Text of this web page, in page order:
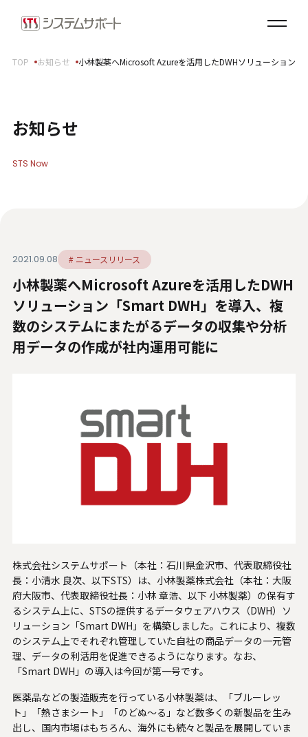
ソリューション・プロダクト
企業情報
拠点案内
SDGsへの取り組み
健康経営宣言
ダイバーシティ・エクイティ＆インクルージョン
人材関連データ・社外からの評価
採用情報
ビジネスパートナーの皆様へ
Microsoft Base Kanazawa
システムサポート胡蝶蘭オンラインショップ
SNS公式アカウント一覧
English
U.S. FrontLine
TOP お知らせ 小林製薬へMicrosoft Azureを活用したDWHソリューション
お知らせ
STS Now
2021.09.08 # ニュースリリース
小林製薬へMicrosoft Azureを活用したDWH
ソリューション「Smart DWH」を導入、複
数のシステムにまたがるデータの収集や分析
用データの作成が社内運用可能に
株式会社システムサポート（本社：石川県金沢市、代表取締役社
長：小清水 良次、以下STS）は、小林製薬株式会社（本社：大阪
府大阪市、代表取締役社長：小林 章浩、以下 小林製薬）の保有す
るシステム上に、STSの提供するデータウェアハウス（DWH）ソ
リューション「Smart DWH」を構築しました。これにより、複数
のシステム上でそれぞれ管理していた自社の商品データの一元管
理、データの利活用を促進できるようになります。なお、
「Smart DWH」の導入は今回が第一号です。
医薬品などの製造販売を行っている小林製薬は、「ブルーレッ
ト」「熱さまシート」「のどぬ～る」など数多くの新製品を生み
出し、国内市場はもちろん、海外にも続々と製品を展開していま